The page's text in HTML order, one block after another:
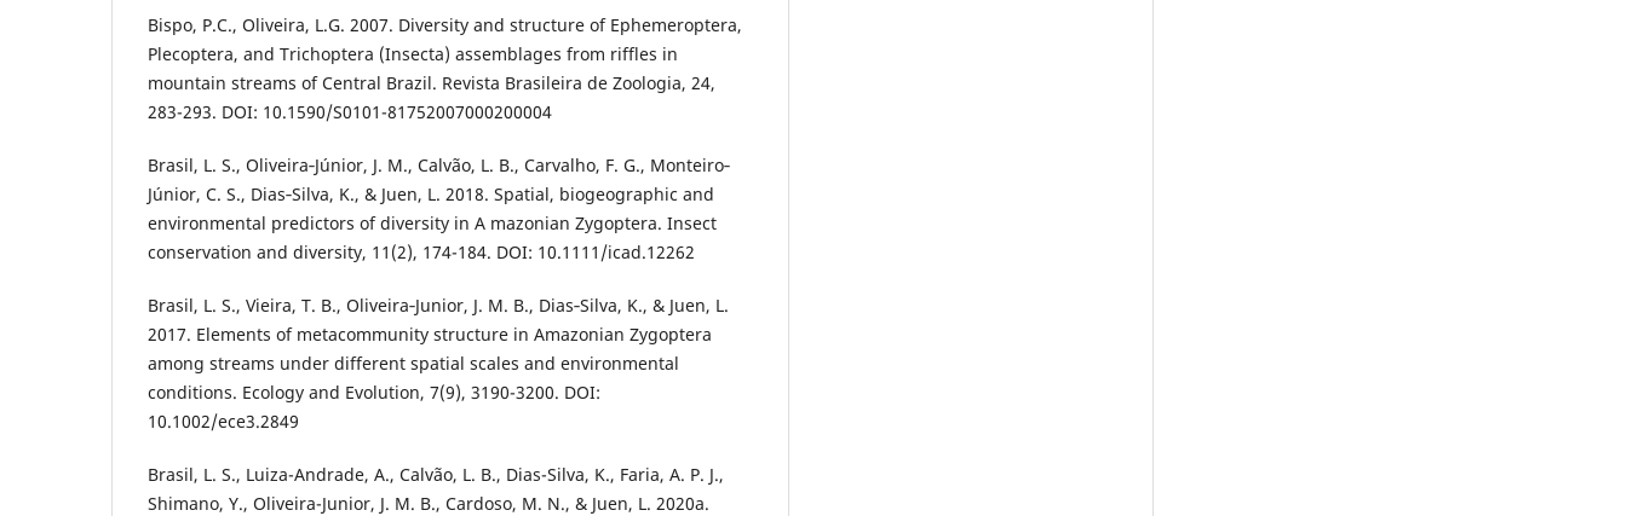
Bispo, P.C., Oliveira, L.G. 2007. Diversity and structure of Ephemeroptera,
Plecoptera, and Trichoptera (Insecta) assemblages from riffles in
mountain streams of Central Brazil. Revista Brasileira de Zoologia, 24,
283-293. DOI: 10.1590/S0101-81752007000200004
Brasil, L. S., Oliveira‐Júnior, J. M., Calvão, L. B., Carvalho, F. G., Monteiro‐
Júnior, C. S., Dias‐Silva, K., & Juen, L. 2018. Spatial, biogeographic and
environmental predictors of diversity in A mazonian Zygoptera. Insect
conservation and diversity, 11(2), 174-184. DOI: 10.1111/icad.12262
Brasil, L. S., Vieira, T. B., Oliveira‐Junior, J. M. B., Dias‐Silva, K., & Juen, L.
2017. Elements of metacommunity structure in Amazonian Zygoptera
among streams under different spatial scales and environmental
conditions. Ecology and Evolution, 7(9), 3190-3200. DOI:
10.1002/ece3.2849
Brasil, L. S., Luiza-Andrade, A., Calvão, L. B., Dias-Silva, K., Faria, A. P. J.,
Shimano, Y., Oliveira-Junior, J. M. B., Cardoso, M. N., & Juen, L. 2020a.